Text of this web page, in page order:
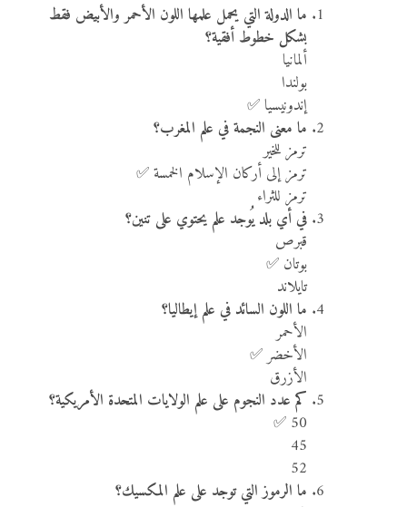
ما الدولة التي يحمل علمها اللون الأحمر والأبيض فقط
بشكل خطوط أفقية؟
ألمانيا
بولندا
إندونيسيا ✅
ما معنى النجمة في علم المغرب؟
ترمز للخير
ترمز إلى أركان الإسلام الخمسة ✅
ترمز للثراء
في أي بلد يُوجد علم يحتوي على تنين؟
قبرص
بوتان ✅
تايلاند
ما اللون السائد في علم إيطاليا؟
الأحمر
الأخضر ✅
الأزرق
كم عدد النجوم على علم الولايات المتحدة الأمريكية؟
50 ✅
45
52
ما الرموز التي توجد على علم المكسيك؟